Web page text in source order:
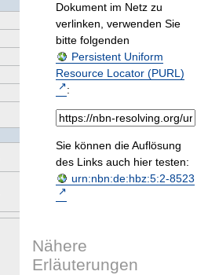
Dokument im Netz zu
verlinken, verwenden Sie
bitte folgenden
Persistent Uniform
Resource Locator (PURL)
:
Sie können die Auflösung
des Links auch hier testen:
urn:nbn:de:hbz:5:2-8523
Nähere
Erläuterungen